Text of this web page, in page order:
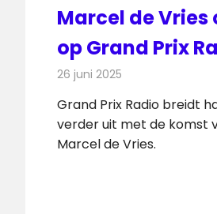
Marcel de Vries
op Grand Prix
26 juni 2025
Grand Prix Radio breidt
verder uit met de komst
Marcel de Vries.